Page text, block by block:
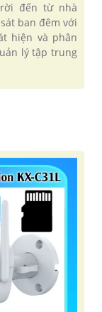
đến từ nhà
ban đêm với
hiện và phân
lý tập trung